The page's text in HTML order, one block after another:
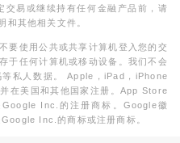
易或继续持有任何金融产品前，请
和其他相关文件。
要使用公共或共享计算机登入您的交
于任何计算机或移动设备。我们不会
私人数据。 Apple，iPad，iPhone
在美国和其他国家注册。App Store
Inc.的注册商标。Google徽
Inc.的商标或注册商标。